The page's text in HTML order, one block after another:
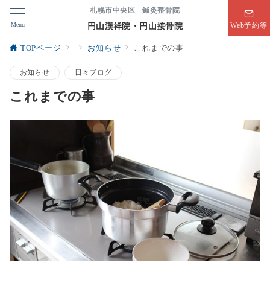
Menu
札幌市中央区 鍼灸整骨院
円山漢祥院・円山接骨院 Web予約等
TOPページ お知らせ これまでの事
お知らせ 日々ブログ
これまでの事